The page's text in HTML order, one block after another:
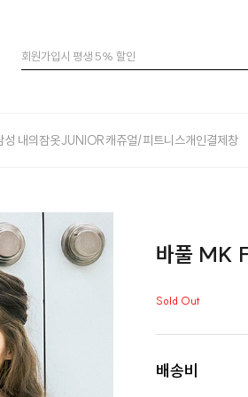
성 내의잠옷JUNIOR캐쥬얼/피트니스개인결제창
바풀 MK
Sold Out
배송비